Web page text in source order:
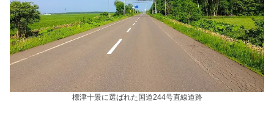
標津十景に選ばれた国道244号直線道路